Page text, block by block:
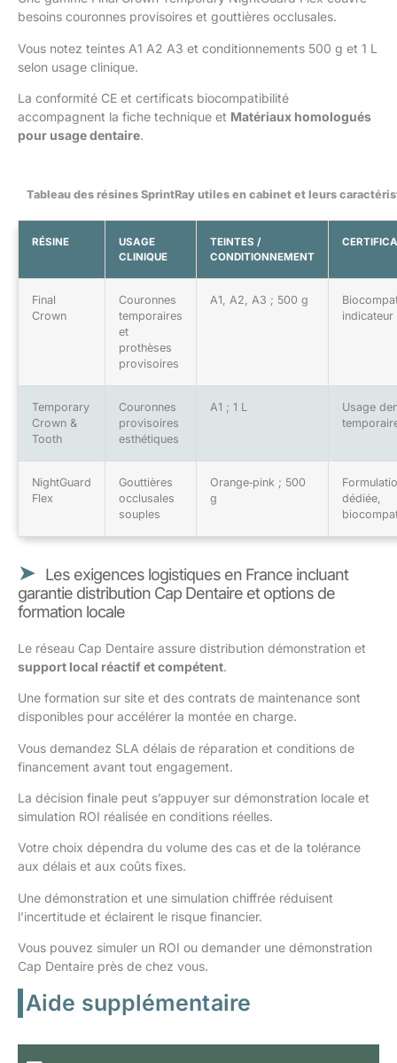
besoins couronnes provisoires et gouttières occlusales.
Vous notez teintes A1 A2 A3 et conditionnements 500 g et 1 L
selon usage clinique.
La conformité CE et certificats biocompatibilité
accompagnent la fiche technique et Matériaux homologués
pour usage dentaire.
Tableau des résines SprintRay utiles en cabinet et leurs
RÉSINE
USAGE
CLINIQUE
TEINTES /
CONDITIONNEMENT
Final
Crown
Couronnes
temporaires
et
prothèses
provisoires
A1, A2, A3 ; 500 g
indicateur
Temporary
Crown &
Tooth
Couronnes
provisoires
esthétiques
A1 ; 1 L
Usage
NightGuard
Flex
Gouttières
occlusales
souples
Orange‑pink ; 500
g
dédiée,
Les exigences logistiques en France incluant
garantie distribution Cap Dentaire et options de
formation locale
Le réseau Cap Dentaire assure distribution démonstration et
support local réactif et compétent.
Une formation sur site et des contrats de maintenance sont
disponibles pour accélérer la montée en charge.
Vous demandez SLA délais de réparation et conditions de
financement avant tout engagement.
La décision finale peut s’appuyer sur démonstration locale et
simulation ROI réalisée en conditions réelles.
Votre choix dépendra du volume des cas et de la tolérance
aux délais et aux coûts fixes.
Une démonstration et une simulation chiffrée réduisent
l’incertitude et éclairent le risque financier.
Vous pouvez simuler un ROI ou demander une démonstration
Cap Dentaire près de chez vous.
Aide supplémentaire